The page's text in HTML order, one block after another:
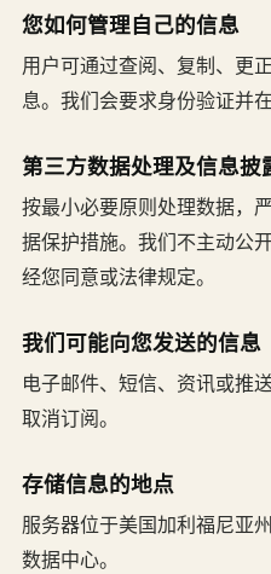
您如何管理自己的信息
用户可通过查阅、复制、更
息。我们会要求身份验证并
第三方数据处理及信息披
按最小必要原则处理数据，
据保护措施。我们不主动公
经您同意或法律规定。
我们可能向您发送的信息
电子邮件、短信、资讯或推
取消订阅。
存储信息的地点
服务器位于美国加利福尼亚
数据中心。